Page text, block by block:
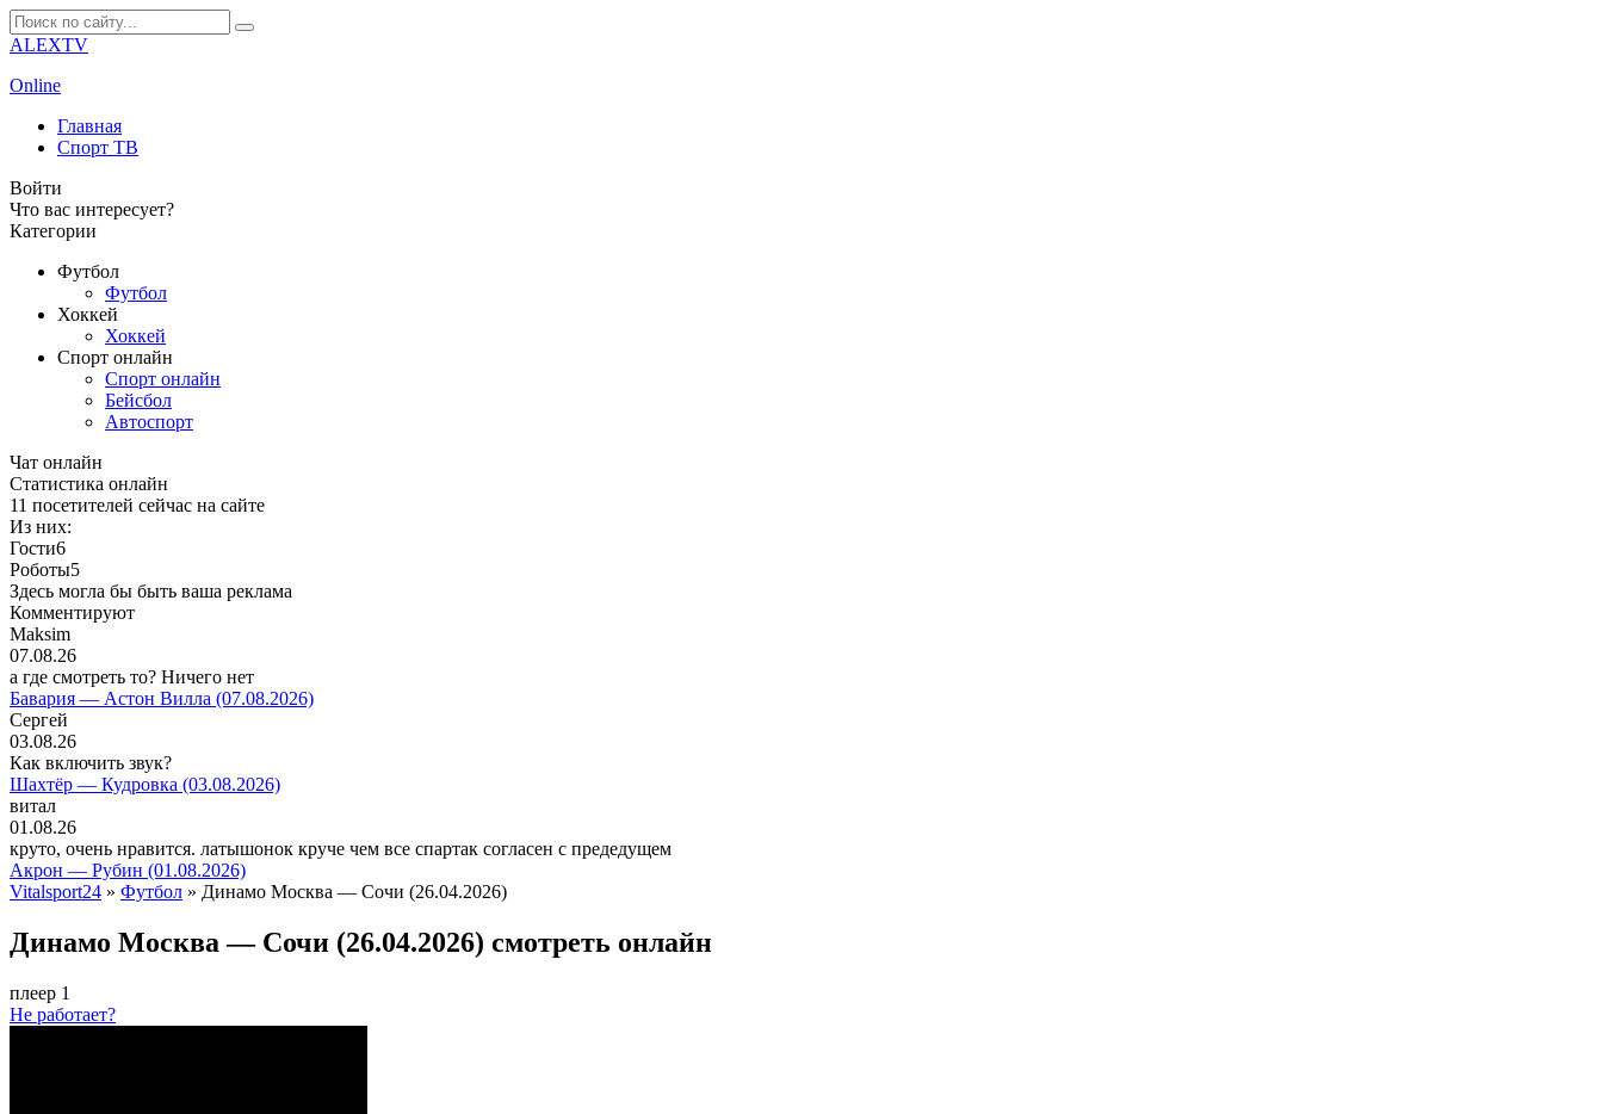
ALEXTV
Online
Главная
Спорт ТВ
Войти
Что вас интересует?
Категории
Футбол
Футбол
Хоккей
Хоккей
Спорт онлайн
Спорт онлайн
Бейсбол
Автоспорт
Чат онлайн
Cтатистика онлайн
11 посетителей сейчас на сайте
Из них:
Гости6
Роботы5
Здесь могла бы быть ваша реклама
Комментируют
Maksim
07.08.26
а где смотреть то? Ничего нет
Бавария — Астон Вилла (07.08.2026)
Сергей
03.08.26
Как включить звук?
Шахтёр — Кудровка (03.08.2026)
витал
01.08.26
круто, очень нравится. латышонок круче чем все спартак согласен с предедущем
Акрон — Рубин (01.08.2026)
Vitalsport24 » Футбол » Динамо Москва — Сочи (26.04.2026)
Динамо Москва — Сочи (26.04.2026) смотреть онлайн
плеер 1
Не работает?